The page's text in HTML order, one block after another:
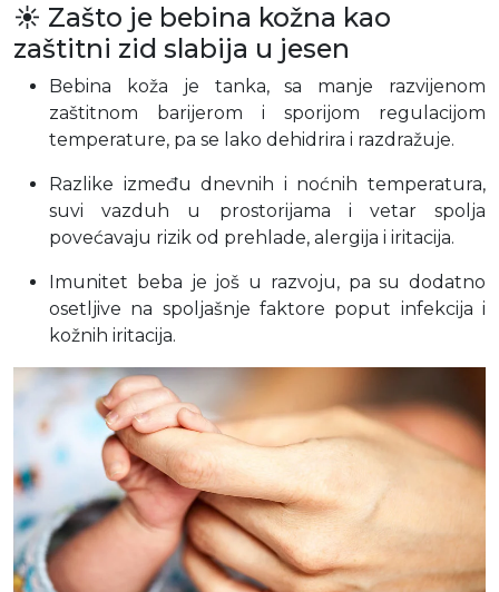
☀️ Zašto je bebina kožna kao
zaštitni zid slabija u jesen
Bebina koža je tanka, sa manje razvijenom
zaštitnom barijerom i sporijom regulacijom
temperature, pa se lako dehidrira i razdražuje.
Razlike između dnevnih i noćnih temperatura,
suvi vazduh u prostorijama i vetar spolja
povećavaju rizik od prehlade, alergija i iritacija.
Imunitet beba je još u razvoju, pa su dodatno
osetljive na spoljašnje faktore poput infekcija i
kožnih iritacija.